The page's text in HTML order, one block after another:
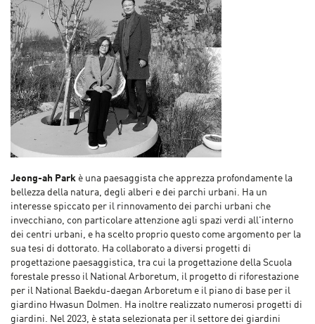
Jeong-ah Park è una paesaggista che apprezza profondamente la
bellezza della natura, degli alberi e dei parchi urbani. Ha un
interesse spiccato per il rinnovamento dei parchi urbani che
invecchiano, con particolare attenzione agli spazi verdi all'interno
dei centri urbani, e ha scelto proprio questo come argomento per la
sua tesi di dottorato. Ha collaborato a diversi progetti di
progettazione paesaggistica, tra cui la progettazione della Scuola
forestale presso il National Arboretum, il progetto di riforestazione
per il National Baekdu-daegan Arboretum e il piano di base per il
giardino Hwasun Dolmen. Ha inoltre realizzato numerosi progetti di
giardini. Nel 2023, è stata selezionata per il settore dei giardini